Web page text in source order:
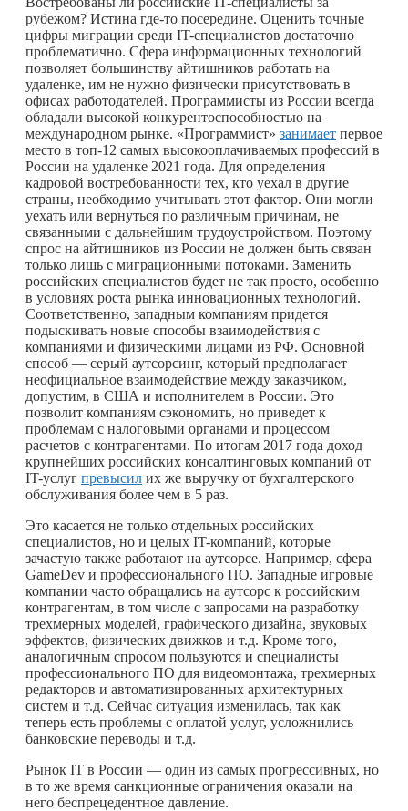
рубежом? Истина где-то посередине. Оценить точные
цифры миграции среди IT-специалистов достаточно
проблематично. Сфера информационных технологий
позволяет большинству айтишников работать на
удаленке, им не нужно физически присутствовать в
офисах работодателей. Программисты из России всегда
обладали высокой конкурентоспособностью на
международном рынке. «Программист» занимает первое
место в топ-12 самых высокооплачиваемых профессий в
России на удаленке 2021 года. Для определения
кадровой востребованности тех, кто уехал в другие
страны, необходимо учитывать этот фактор. Они могли
уехать или вернуться по различным причинам, не
связанными с дальнейшим трудоустройством. Поэтому
спрос на айтишников из России не должен быть связан
только лишь с миграционными потоками. Заменить
российских специалистов будет не так просто, особенно
в условиях роста рынка инновационных технологий.
Соответственно, западным компаниям придется
подыскивать новые способы взаимодействия с
компаниями и физическими лицами из РФ. Основной
способ — серый аутсорсинг, который предполагает
неофициальное взаимодействие между заказчиком,
допустим, в США и исполнителем в России. Это
позволит компаниям сэкономить, но приведет к
проблемам с налоговыми органами и процессом
расчетов с контрагентами. По итогам 2017 года доход
крупнейших российских консалтинговых компаний от
IT-услуг превысил их же выручку от бухгалтерского
обслуживания более чем в 5 раз.
Это касается не только отдельных российских
специалистов, но и целых IT-компаний, которые
зачастую также работают на аутсорсе. Например, сфера
GameDev и профессионального ПО. Западные игровые
компании часто обращались на аутсорс к российским
контрагентам, в том числе с запросами на разработку
трехмерных моделей, графического дизайна, звуковых
эффектов, физических движков и т.д. Кроме того,
аналогичным спросом пользуются и специалисты
профессионального ПО для видеомонтажа, трехмерных
редакторов и автоматизированных архитектурных
систем и т.д. Сейчас ситуация изменилась, так как
теперь есть проблемы с оплатой услуг, усложнились
банковские переводы и т.д.
Рынок IT в России — один из самых прогрессивных, но
в то же время санкционные ограничения оказали на
него беспрецедентное давление.